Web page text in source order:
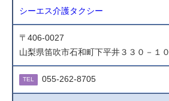
シーエス介護タクシー
〒406-0027
山梨県笛吹市石和町下平井３３０－１０
TEL 055-262-8705